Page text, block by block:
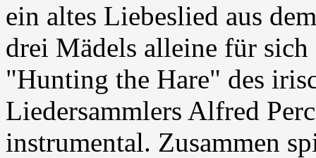
ein altes Liebeslied aus
drei Mädels alleine für sich
"Hunting the Hare" des
Liedersammlers Alfred
instrumental. Zusammen